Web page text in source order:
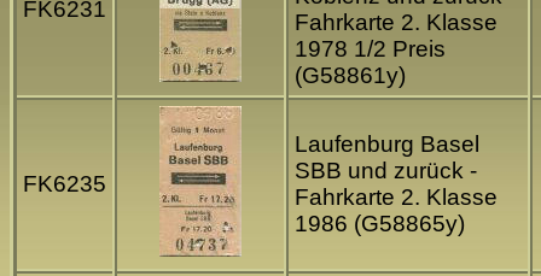
FK6231
Fahrkarte 2. Klasse
1978 1/2 Preis
(G58861y)
FK6235
Laufenburg Basel
SBB und zurück -
Fahrkarte 2. Klasse
1986 (G58865y)